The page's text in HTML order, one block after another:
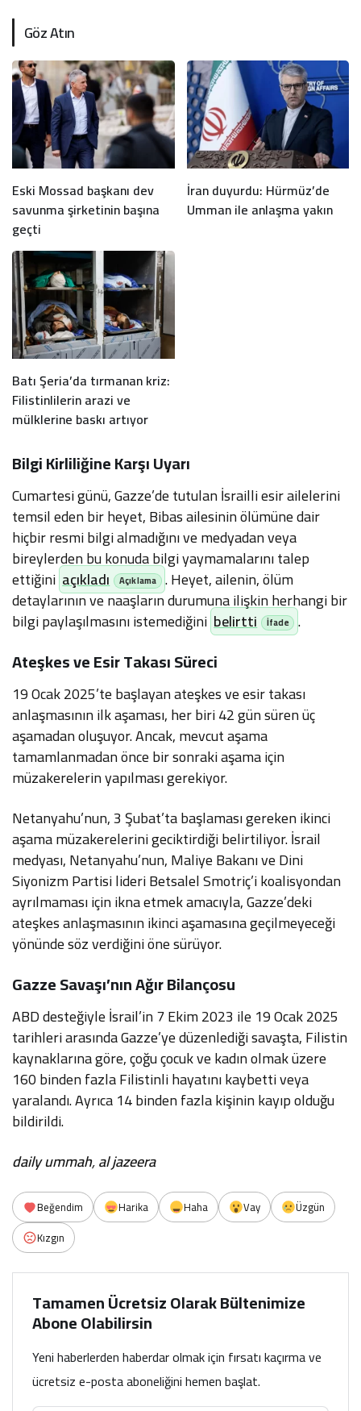
Göz Atın
Eski Mossad başkanı dev
savunma şirketinin başına
geçti
İran duyurdu: Hürmüz’de
Umman ile anlaşma yakın
Batı Şeria’da tırmanan kriz:
Filistinlilerin arazi ve
mülklerine baskı artıyor
Bilgi Kirliliğine Karşı Uyarı
Cumartesi günü, Gazze’de tutulan İsrailli esir ailelerini
temsil eden bir heyet, Bibas ailesinin ölümüne dair
hiçbir resmi bilgi almadığını ve medyadan veya
bireylerden bu konuda bilgi yaymamalarını talep
ettiğini açıkladı . Heyet, ailenin, ölüm
detaylarının ve naaşların durumuna ilişkin herhangi bir
bilgi paylaşılmasını istemediğini belirtti .
Ateşkes ve Esir Takası Süreci
19 Ocak 2025’te başlayan ateşkes ve esir takası
anlaşmasının ilk aşaması, her biri 42 gün süren üç
aşamadan oluşuyor. Ancak, mevcut aşama
tamamlanmadan önce bir sonraki aşama için
müzakerelerin yapılması gerekiyor.
Netanyahu’nun, 3 Şubat’ta başlaması gereken ikinci
aşama müzakerelerini geciktirdiği belirtiliyor. İsrail
medyası, Netanyahu’nun, Maliye Bakanı ve Dini
Siyonizm Partisi lideri Betsalel Smotriç’i koalisyondan
ayrılmaması için ikna etmek amacıyla, Gazze’deki
ateşkes anlaşmasının ikinci aşamasına geçilmeyeceği
yönünde söz verdiğini öne sürüyor.
Gazze Savaşı’nın Ağır Bilançosu
ABD desteğiyle İsrail’in 7 Ekim 2023 ile 19 Ocak 2025
tarihleri arasında Gazze’ye düzenlediği savaşta, Filistin
kaynaklarına göre, çoğu çocuk ve kadın olmak üzere
160 binden fazla Filistinli hayatını kaybetti veya
yaralandı. Ayrıca 14 binden fazla kişinin kayıp olduğu
bildirildi.
daily ummah,al jazeera
Beğendim Harika Haha Vay
Üzgün
Kızgın
Tamamen Ücretsiz Olarak Bültenimize
Abone Olabilirsin
Yeni haberlerden haberdar olmak için fırsatı kaçırma ve
ücretsiz e-posta aboneliğini hemen başlat.